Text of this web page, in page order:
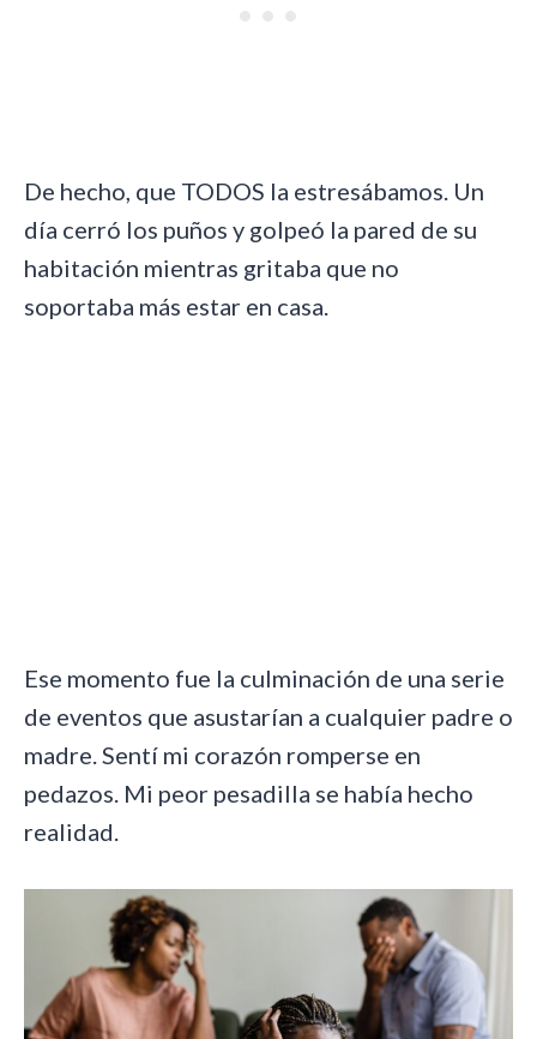
De hecho, que TODOS la estresábamos. Un
día cerró los puños y golpeó la pared de su
habitación mientras gritaba que no
soportaba más estar en casa.
Ese momento fue la culminación de una serie
de eventos que asustarían a cualquier padre o
madre. Sentí mi corazón romperse en
pedazos. Mi peor pesadilla se había hecho
realidad.